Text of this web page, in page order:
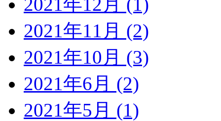
2021年11月 (2)
2021年10月 (3)
2021年6月 (2)
2021年5月 (1)